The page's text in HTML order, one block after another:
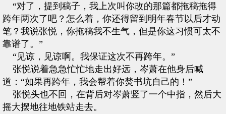
“对了，提到稿子，我上次叫你改的那篇都拖稿拖得
跨年两次了吧？怎么着，你还得留到明年春节以后才动
笔？我说张悦，你拖稿我不生气，但是你这习惯可太不
靠谱了。”
“见谅，见谅啊。我保证这次不再跨年。”
张悦说着急急忙忙地走出好远，岑萧在他身后喊
道：“如果再跨年，我会帮着你焚书坑自己的！”
张悦头也不回，在背后对岑萧竖了一个中指，然后大
摇大摆地往地铁站走去。